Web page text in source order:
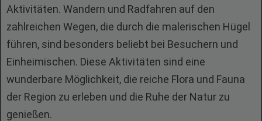
Aktivitäten. Wandern und Radfahren auf den
zahlreichen Wegen, die durch die malerischen Hügel
führen, sind besonders beliebt bei Besuchern und
Einheimischen. Diese Aktivitäten sind eine
wunderbare Möglichkeit, die reiche Flora und Fauna
der Region zu erleben und die Ruhe der Natur zu
genießen.